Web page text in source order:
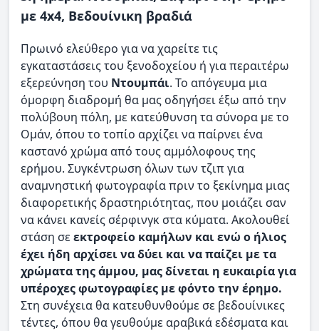
με 4x4, Βεδουίνικη βραδιά
Πρωινό ελεύθερο για να χαρείτε τις
εγκαταστάσεις του ξενοδοχείου ή για περαιτέρω
εξερεύνηση του Ντουμπάι. Το απόγευμα μια
όμορφη διαδρομή θα μας οδηγήσει έξω από την
πολύβουη πόλη, με κατεύθυνση τα σύνορα με το
Ομάν, όπου το τοπίο αρχίζει να παίρνει ένα
καστανό χρώμα από τους αμμόλοφους της
ερήμου. Συγκέντρωση όλων των τζιπ για
αναμνηστική φωτογραφία πριν το ξεκίνημα μιας
διαφορετικής δραστηριότητας, που μοιάζει σαν
να κάνει κανείς σέρφινγκ στα κύματα. Ακολουθεί
στάση σεεκτροφείο καμήλων και ενώ ο ήλιος
έχει ήδη αρχίσει να δύει και να παίζει με τα
χρώματα της άμμου, μας δίνεται η ευκαιρία για
υπέροχες φωτογραφίες με φόντο την έρημο.
Στη συνέχεια θα κατευθυνθούμε σε βεδουίνικες
τέντες, όπου θα γευθούμε αραβικά εδέσματα και